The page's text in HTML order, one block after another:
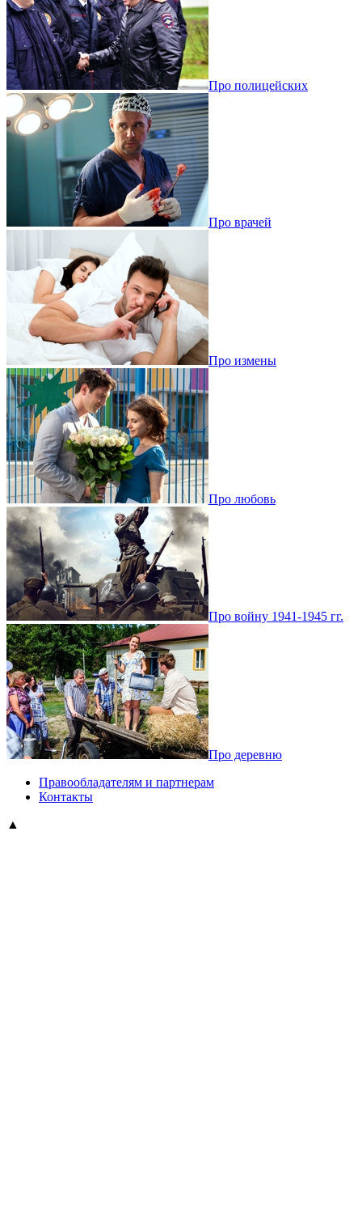
Про полицейских
Про врачей
Про измены
Про любовь
Про войну 1941-1945 гг.
Про деревню
Правообладателям и партнерам
Контакты
▲